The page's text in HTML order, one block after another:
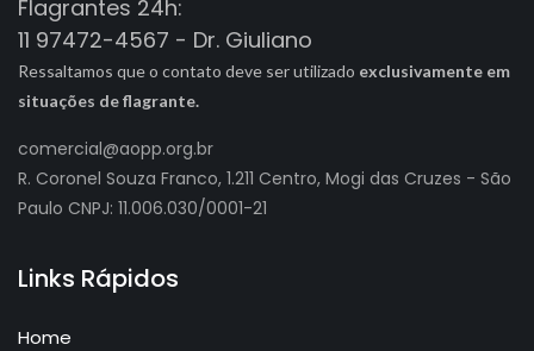
Flagrantes 24h:
11 97472-4567 - Dr. Giuliano
Ressaltamos que o contato deve ser utilizado exclusivamente em
situações de flagrante.
comercial@aopp.org.br
R. Coronel Souza Franco, 1.211 Centro, Mogi das Cruzes - São
Paulo CNPJ: 11.006.030/0001-21
Links Rápidos
Home